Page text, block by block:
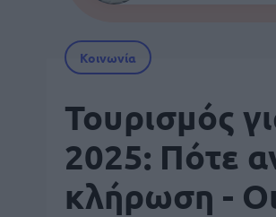
Κοινωνία
Τουρισμός
2025: Πότε
κλήρωση -